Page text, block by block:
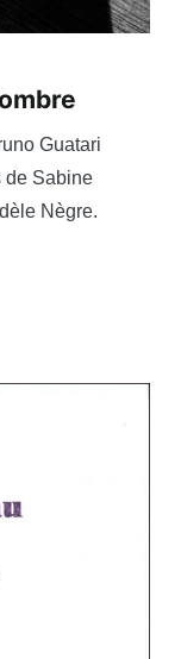
Guatari
de Sabine
Nègre.